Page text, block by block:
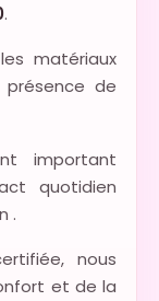
.
matériaux
de
important
quotidien
.
nous
et de la